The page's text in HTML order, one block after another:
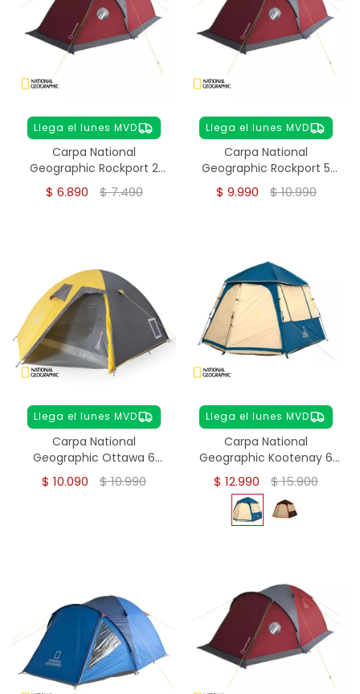
Llega el lunes MVD
Carpa National
Geographic Rockport 2
Personas
$ 6.890 $7.490
Llega el lunes MVD
Carpa National
Geographic Rockport 5
Personas
$ 9.990 $10.990
Llega el lunes MVD
Carpa National
Geographic Ottawa 6
personas
$ 10.090 $10.990
Llega el lunes MVD
Carpa National
Geographic Kootenay 6
Personas - Azul
$ 12.990 $15.900